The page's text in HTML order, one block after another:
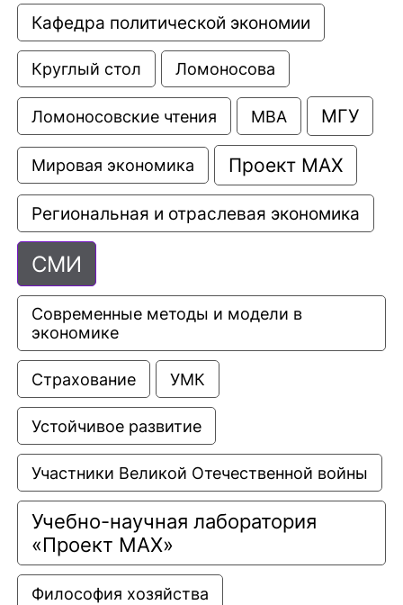
Кафедра политической экономии
Круглый стол Ломоносова
Ломоносовские чтения МВА МГУ
Мировая экономика Проект МАХ
Региональная и отраслевая экономика
СМИ
Современные методы и модели в
экономике
Страхование УМК
Устойчивое развитие
Участники Великой Отечественной войны
Учебно-научная лаборатория
«Проект МАХ»
Философия хозяйства